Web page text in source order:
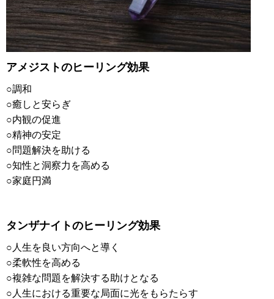
アメジストのヒーリング効果
○調和
○癒しと安らぎ
○内観の促進
○精神の安定
○問題解決を助ける
○知性と洞察力を高める
○家庭円満
タンザナイトのヒーリング効果
○人生を良い方向へと導く
○柔軟性を高める
○複雑な問題を解決する助けとなる
○人生における重要な局面に光をもらたらす